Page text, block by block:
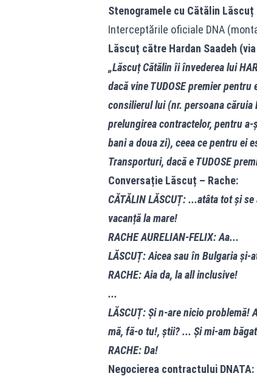
Stenogramele cu Cătălin
Interceptările oficiale DNA
Lăscuț către Hardan Saadeh
„Lăscuț Cătălin îi învederea lui
dacă vine TUDOSE premier
consilierul lui (nr. persoana
prelungirea contractelor, pentru a-
bani a doua zi), ceea ce pentru ei
Transporturi, dacă e TUDOSE
Conversație Lăscuț – Rache:
CĂTĂLIN LĂSCUȚ: ...atâta tot și
vacanță la mare!
RACHE AURELIAN-FELIX: Aa...
LĂSCUȚ: Aicea sau în Bulgaria și-
RACHE: Aia da, la all inclusive!
...
LĂSCUȚ: Și n-are nicio problemă!
mă, fă-o tu!, știi? ... Și mi-am
RACHE: Da!
Negocierea contractului DNATA: